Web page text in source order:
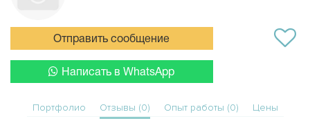
Отправить сообщение
Написать в WhatsApp
Портфолио Отзывы (0) Опыт работы (0) Цены